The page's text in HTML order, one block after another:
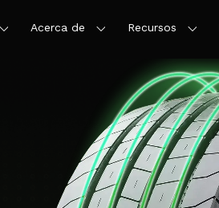
Acerca de Recursos